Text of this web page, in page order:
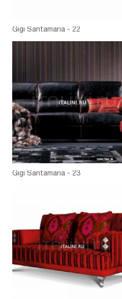
Gigi Santamaria - 22
Gigi Santamaria - 23